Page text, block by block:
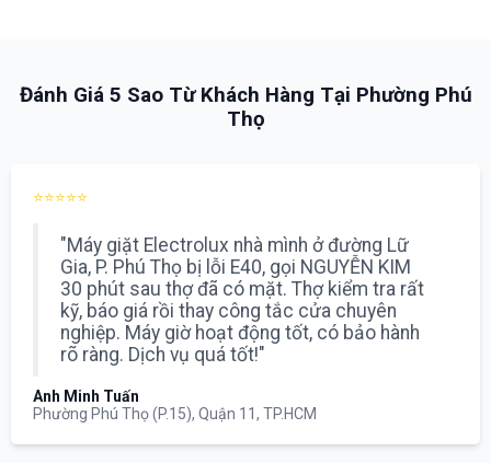
Đánh Giá 5 Sao Từ Khách Hàng Tại Phường Phú
Thọ
⭐⭐⭐⭐⭐
"Máy giặt Electrolux nhà mình ở đường Lữ
Gia, P. Phú Thọ bị lỗi E40, gọi NGUYỄN KIM
30 phút sau thợ đã có mặt. Thợ kiểm tra rất
kỹ, báo giá rồi thay công tắc cửa chuyên
nghiệp. Máy giờ hoạt động tốt, có bảo hành
rõ ràng. Dịch vụ quá tốt!"
Anh Minh Tuấn
Phường Phú Thọ (P.15), Quận 11, TP.HCM